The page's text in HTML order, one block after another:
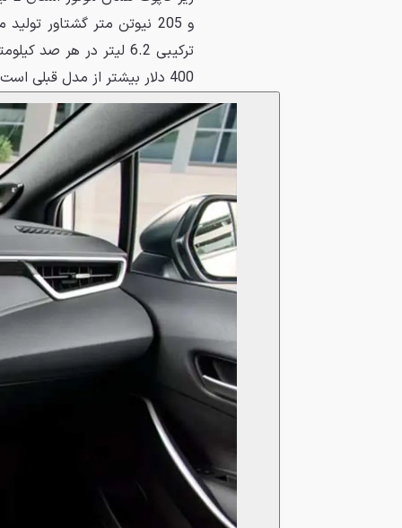
400 دلار بیشتر از مدل قبلی است و مدل‌های SE و XSE نیز افزایش قیمت 400 دلاری دارند.